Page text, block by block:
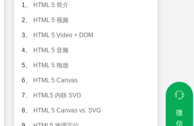
1、 HTML 5 简介
2、 HTML 5 视频
3、 HTML 5 Video + DOM
4、 HTML 5 音频
5、 HTML 5 拖放
6、 HTML 5 Canvas
7、 HTML5 内联 SVG
8、 HTML 5 Canvas vs. SVG
微
信